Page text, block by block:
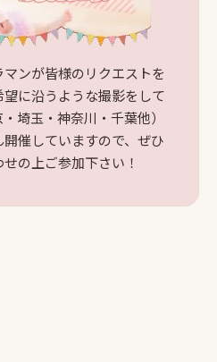
ンが皆様のリクエストを
に沿うような撮影をして
埼玉・神奈川・千葉他）
催していますので、ぜひ
の上ご参加下さい！